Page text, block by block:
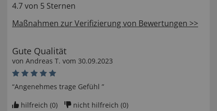
4.7 von 5 Sternen
Maßnahmen zur Verifizierung von Bewertungen >>
Gute Qualität
von Andreas T. vom 30.09.2023
“Angenehmes trage Gefühl ”
hilfreich (0) nicht hilfreich (0)